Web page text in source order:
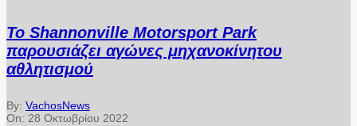
Το Shannonville Motorsport Park
παρουσιάζει αγώνες μηχανοκίνητου
αθλητισμού
By: VachosNews
On: 28 Οκτωβρίου 2022